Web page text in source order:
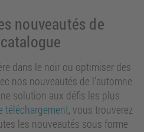
nouveautés de
dans le noir ou optimiser des
nos nouveautés de l’automne
solution aux défis les plus
téléchargement, vous trouverez
les nouveautés sous forme